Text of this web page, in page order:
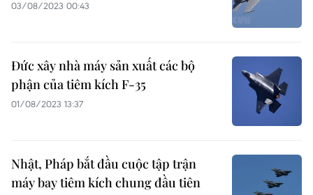
03/08/2023 00:43
Đức xây nhà máy sản xuất các bộ
phận của tiêm kích F-35
01/08/2023 13:37
Nhật, Pháp bắt đầu cuộc tập trận
máy bay tiêm kích chung đầu tiên